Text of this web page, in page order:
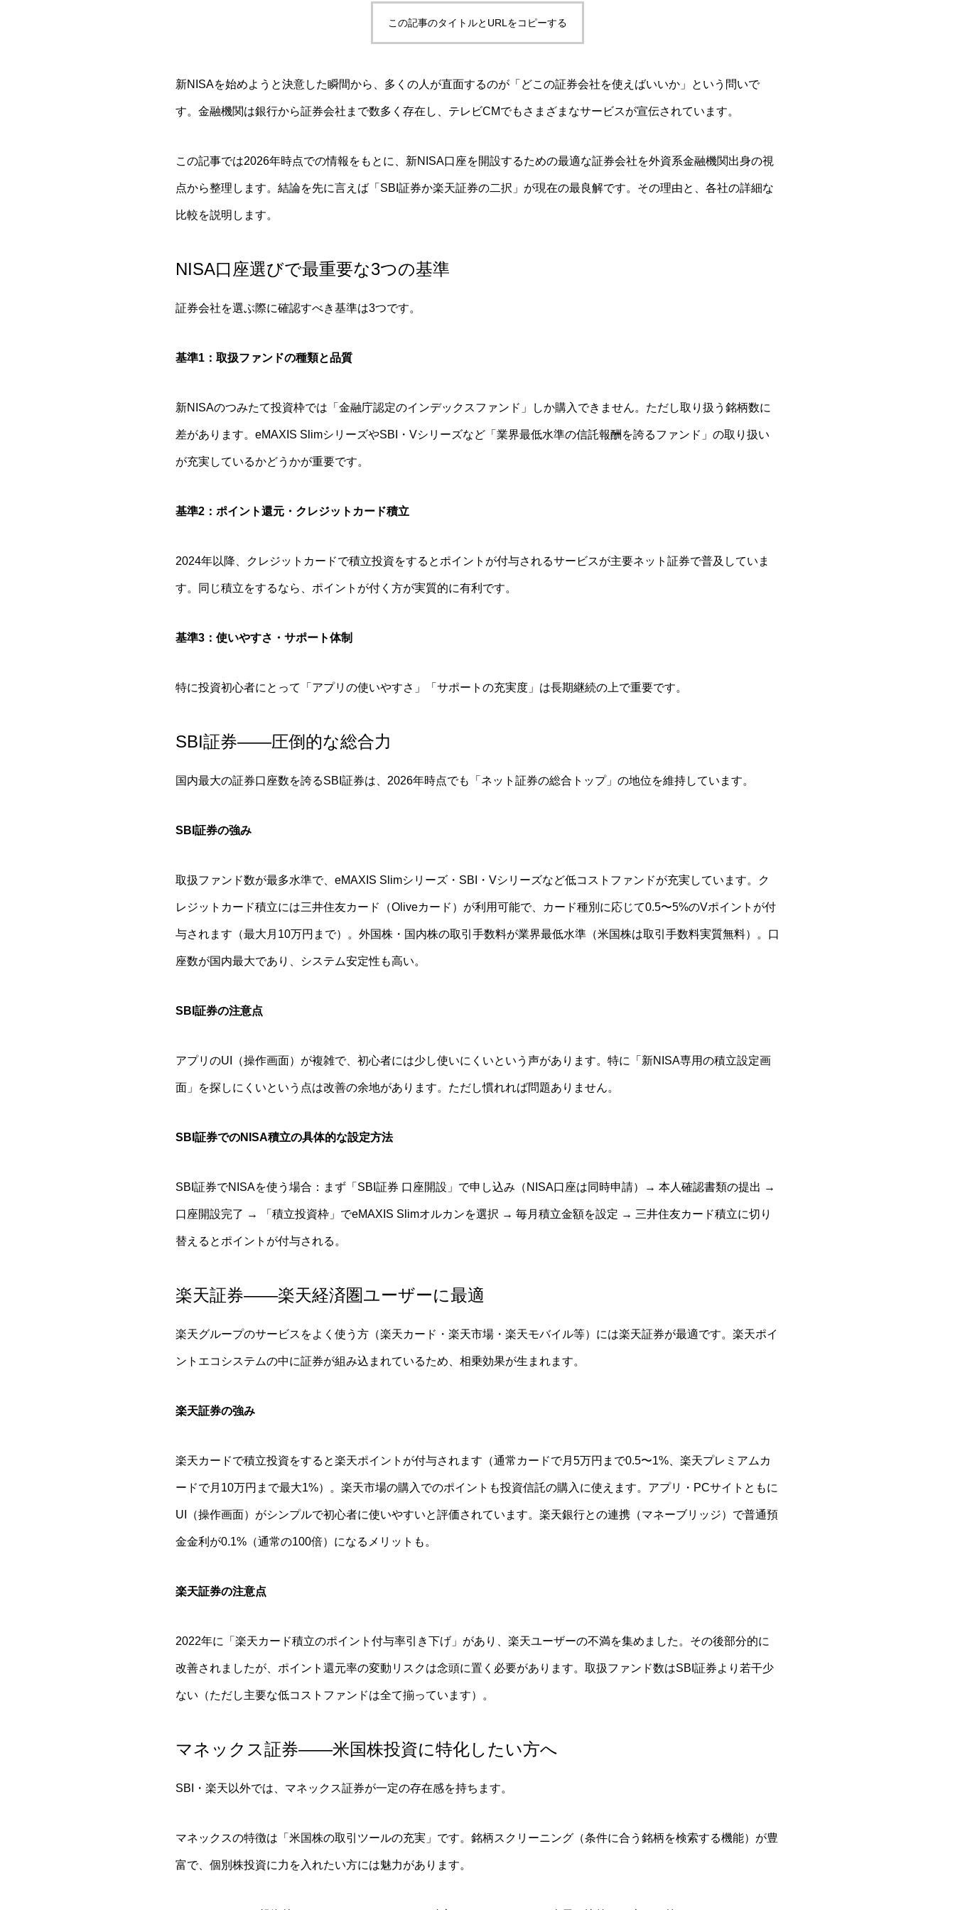
この記事のタイトルとURLをコピーする
新NISAを始めようと決意した瞬間から、多くの人が直面するのが「どこの証券会社を使えばいいか」という問いで
す。金融機関は銀行から証券会社まで数多く存在し、テレビCMでもさまざまなサービスが宣伝されています。
この記事では2026年時点での情報をもとに、新NISA口座を開設するための最適な証券会社を外資系金融機関出身の視
点から整理します。結論を先に言えば「SBI証券か楽天証券の二択」が現在の最良解です。その理由と、各社の詳細な
比較を説明します。
NISA口座選びで最重要な3つの基準
証券会社を選ぶ際に確認すべき基準は3つです。
基準1：取扱ファンドの種類と品質
新NISAのつみたて投資枠では「金融庁認定のインデックスファンド」しか購入できません。ただし取り扱う銘柄数に
差があります。eMAXIS SlimシリーズやSBI・Vシリーズなど「業界最低水準の信託報酬を誇るファンド」の取り扱い
が充実しているかどうかが重要です。
基準2：ポイント還元・クレジットカード積立
2024年以降、クレジットカードで積立投資をするとポイントが付与されるサービスが主要ネット証券で普及していま
す。同じ積立をするなら、ポイントが付く方が実質的に有利です。
基準3：使いやすさ・サポート体制
特に投資初心者にとって「アプリの使いやすさ」「サポートの充実度」は長期継続の上で重要です。
SBI証券——圧倒的な総合力
国内最大の証券口座数を誇るSBI証券は、2026年時点でも「ネット証券の総合トップ」の地位を維持しています。
SBI証券の強み
取扱ファンド数が最多水準で、eMAXIS Slimシリーズ・SBI・Vシリーズなど低コストファンドが充実しています。ク
レジットカード積立には三井住友カード（Oliveカード）が利用可能で、カード種別に応じて0.5〜5%のVポイントが付
与されます（最大月10万円まで）。外国株・国内株の取引手数料が業界最低水準（米国株は取引手数料実質無料）。口
座数が国内最大であり、システム安定性も高い。
SBI証券の注意点
アプリのUI（操作画面）が複雑で、初心者には少し使いにくいという声があります。特に「新NISA専用の積立設定画
面」を探しにくいという点は改善の余地があります。ただし慣れれば問題ありません。
SBI証券でのNISA積立の具体的な設定方法
SBI証券でNISAを使う場合：まず「SBI証券 口座開設」で申し込み（NISA口座は同時申請）→ 本人確認書類の提出 →
口座開設完了 → 「積立投資枠」でeMAXIS Slimオルカンを選択 → 毎月積立金額を設定 → 三井住友カード積立に切り
替えるとポイントが付与される。
楽天証券——楽天経済圏ユーザーに最適
楽天グループのサービスをよく使う方（楽天カード・楽天市場・楽天モバイル等）には楽天証券が最適です。楽天ポイ
ントエコシステムの中に証券が組み込まれているため、相乗効果が生まれます。
楽天証券の強み
楽天カードで積立投資をすると楽天ポイントが付与されます（通常カードで月5万円まで0.5〜1%、楽天プレミアムカ
ードで月10万円まで最大1%）。楽天市場の購入でのポイントも投資信託の購入に使えます。アプリ・PCサイトともに
UI（操作画面）がシンプルで初心者に使いやすいと評価されています。楽天銀行との連携（マネーブリッジ）で普通預
金金利が0.1%（通常の100倍）になるメリットも。
楽天証券の注意点
2022年に「楽天カード積立のポイント付与率引き下げ」があり、楽天ユーザーの不満を集めました。その後部分的に
改善されましたが、ポイント還元率の変動リスクは念頭に置く必要があります。取扱ファンド数はSBI証券より若干少
ない（ただし主要な低コストファンドは全て揃っています）。
マネックス証券——米国株投資に特化したい方へ
SBI・楽天以外では、マネックス証券が一定の存在感を持ちます。
マネックスの特徴は「米国株の取引ツールの充実」です。銘柄スクリーニング（条件に合う銘柄を検索する機能）が豊
富で、個別株投資に力を入れたい方には魅力があります。